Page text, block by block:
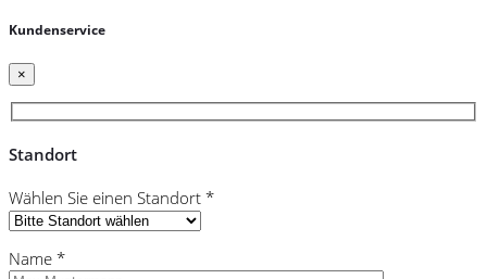
Kundenservice
×
Standort
Wählen Sie einen Standort *
Name *